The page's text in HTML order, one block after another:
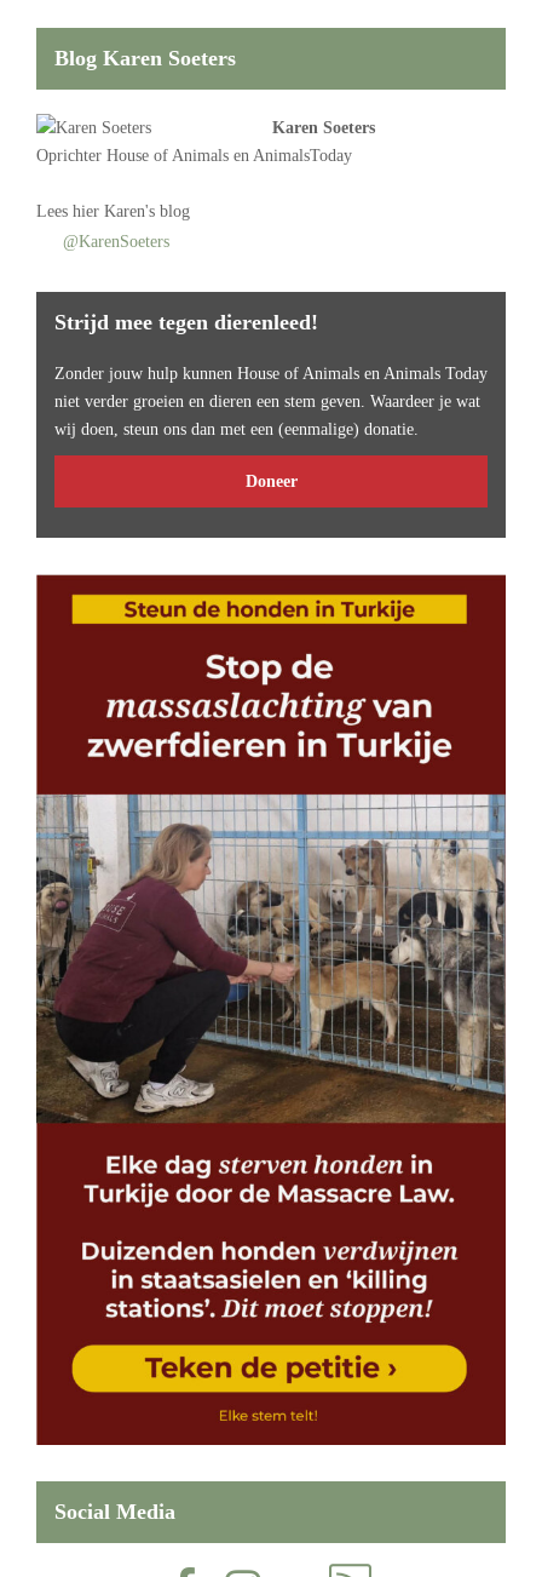
Blog Karen Soeters
Karen Soeters
Oprichter House of Animals en AnimalsToday
Lees hier Karen's blog
@KarenSoeters
Strijd mee tegen dierenleed!
Zonder jouw hulp kunnen House of Animals en Animals Today
niet verder groeien en dieren een stem geven. Waardeer je wat
wij doen, steun ons dan met een (eenmalige) donatie.
Doneer
Social Media